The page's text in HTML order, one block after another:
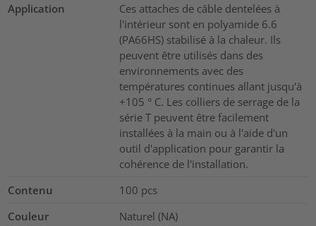
Application
Ces attaches de câble dentelées à
l'intérieur sont en polyamide 6.6
(PA66HS) stabilisé à la chaleur. Ils
peuvent être utilisés dans des
environnements avec des
températures continues allant jusqu'à
+105 ° C. Les colliers de serrage de la
série T peuvent être facilement
installées à la main ou à l'aide d'un
outil d'application pour garantir la
cohérence de l'installation.
Contenu
100 pcs
Couleur
Naturel (NA)